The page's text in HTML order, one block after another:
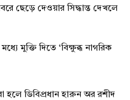
ছেড়ে দেওয়ার সিদ্ধান্ত দেখলে
মুক্তি দিতে ‘বিক্ষুব্ধ নাগরিক
ডিবিপ্রধান হারুন অর রশীদ